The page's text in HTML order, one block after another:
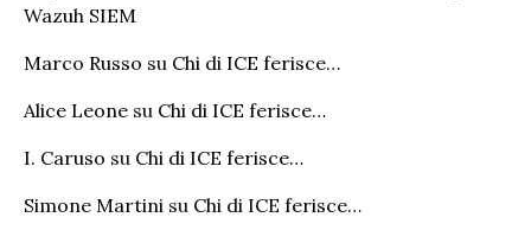
Wazuh SIEM
Marco Russo su Chi di ICE ferisce…
Alice Leone su Chi di ICE ferisce…
I. Caruso su Chi di ICE ferisce…
Simone Martini su Chi di ICE ferisce…